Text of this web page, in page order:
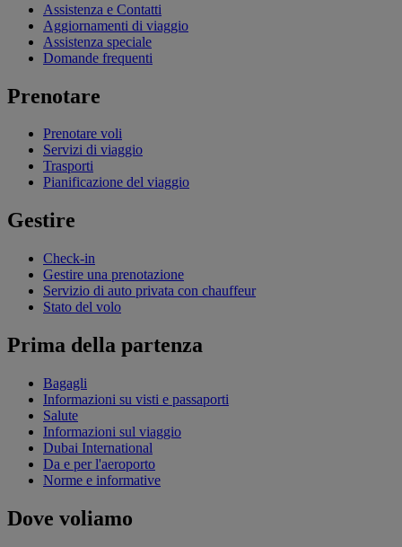
Assistenza e Contatti
Aggiornamenti di viaggio
Assistenza speciale
Domande frequenti
Prenotare
Prenotare voli
Servizi di viaggio
Trasporti
Pianificazione del viaggio
Gestire
Check-in
Gestire una prenotazione
Servizio di auto privata con chauffeur
Stato del volo
Prima della partenza
Bagagli
Informazioni su visti e passaporti
Salute
Informazioni sul viaggio
Dubai International
Da e per l'aeroporto
Norme e informative
Dove voliamo